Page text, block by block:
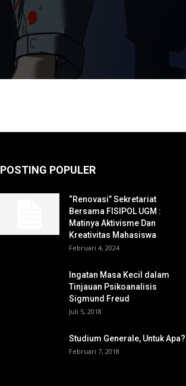
POSTING POPULER
“Renovasi” Sekretariat
Bersama FISIPOL UGM :
Matinya Aktivisme Dan
Kreativitas Mahasiswa
Februari 4, 2024
Ingatan Masa Kecil dalam
Tinjauan Psikoanalisis
Sigmund Freud
Juli 5, 2018
Studium Generale, Untuk Apa?
Februari 7, 2018